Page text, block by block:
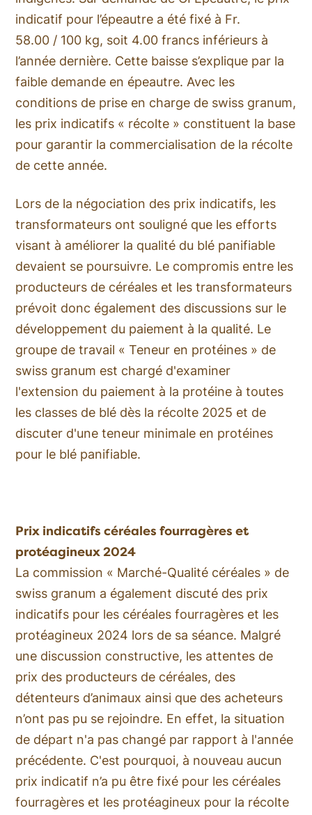
indicatif pour l’épeautre a été fixé à Fr.
58.00 / 100 kg, soit 4.00 francs inférieurs à
l’année dernière. Cette baisse s’explique par la
faible demande en épeautre. Avec les
conditions de prise en charge de swiss granum,
les prix indicatifs « récolte » constituent la base
pour garantir la commercialisation de la récolte
de cette année.
Lors de la négociation des prix indicatifs, les
transformateurs ont souligné que les efforts
visant à améliorer la qualité du blé panifiable
devaient se poursuivre. Le compromis entre les
producteurs de céréales et les transformateurs
prévoit donc également des discussions sur le
développement du paiement à la qualité. Le
groupe de travail « Teneur en protéines » de
swiss granum est chargé d'examiner
l'extension du paiement à la protéine à toutes
les classes de blé dès la récolte 2025 et de
discuter d'une teneur minimale en protéines
pour le blé panifiable.
Prix indicatifs céréales fourragères et
protéagineux 2024
La commission « Marché-Qualité céréales » de
swiss granum a également discuté des prix
indicatifs pour les céréales fourragères et les
protéagineux 2024 lors de sa séance. Malgré
une discussion constructive, les attentes de
prix des producteurs de céréales, des
détenteurs d’animaux ainsi que des acheteurs
n’ont pas pu se rejoindre. En effet, la situation
de départ n'a pas changé par rapport à l'année
précédente. C'est pourquoi, à nouveau aucun
prix indicatif n’a pu être fixé pour les céréales
fourragères et les protéagineux pour la récolte